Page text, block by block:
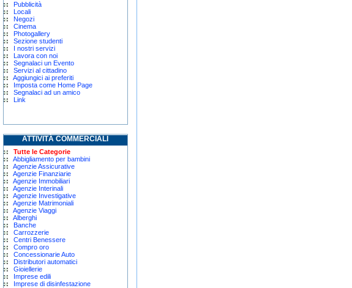
Pubblicità
Locali
Negozi
Cinema
Photogallery
Sezione studenti
I nostri servizi
Lavora con noi
Segnalaci un Evento
Servizi al cittadino
Aggiungici ai preferiti
Imposta come Home Page
Segnalaci ad un amico
Link
ATTIVITÀ COMMERCIALI
Tutte le Categorie
Abbigliamento per bambini
Agenzie Assicurative
Agenzie Finanziarie
Agenzie Immobiliari
Agenzie Interinali
Agenzie Investigative
Agenzie Matrimoniali
Agenzie Viaggi
Alberghi
Banche
Carrozzerie
Centri Benessere
Compro oro
Concessionarie Auto
Distributori automatici
Gioiellerie
Imprese edili
Imprese di disinfestazione